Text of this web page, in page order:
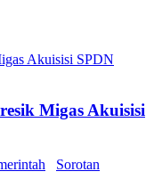
Migas Akuisisi
Sorotan